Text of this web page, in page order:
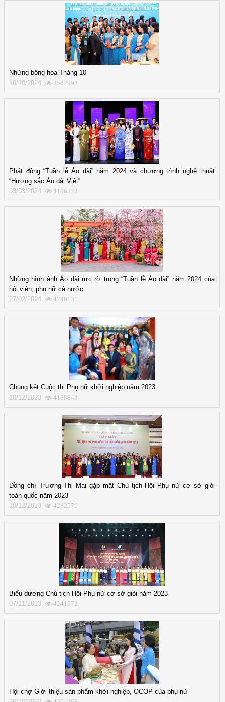
Những bông hoa Tháng 10
10/10/2024
3562992
Phát động “Tuần lễ Áo dài” năm 2024 và chương trình nghệ thuật
“Hương sắc Áo dài Việt”
03/03/2024
4196378
Những hình ảnh Áo dài rực rỡ trong “Tuần lễ Áo dài” năm 2024 của
hội viên, phụ nữ cả nước
27/02/2024
4246131
Chung kết Cuộc thi Phụ nữ khởi nghiệp năm 2023
10/12/2023
4188843
Đồng chí Trương Thị Mai gặp mặt Chủ tịch Hội Phụ nữ cơ sở giỏi
toàn quốc năm 2023
10/12/2023
4282576
Biểu dương Chủ tịch Hội Phụ nữ cơ sở giỏi năm 2023
07/11/2023
4241572
Hội chợ Giới thiệu sản phẩm khởi nghiệp, OCOP của phụ nữ